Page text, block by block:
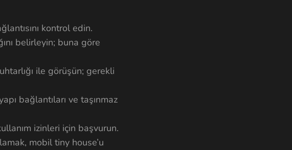
kontrol edin.
belirleyin; buna göre
ile görüşün; gerekli
bağlantıları ve taşınmaz
izinleri için başvurun.
mobil tiny house’u